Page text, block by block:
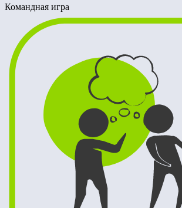
Командная игра